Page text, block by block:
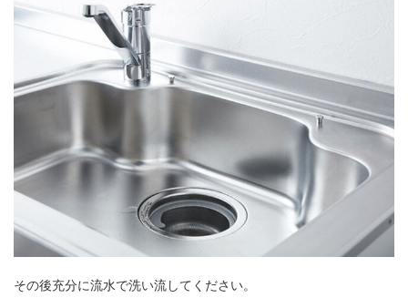
その後充分に流水で洗い流してください。